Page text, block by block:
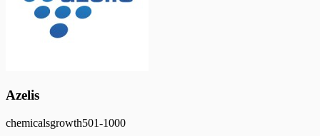
Azelis
chemicalsgrowth501-1000